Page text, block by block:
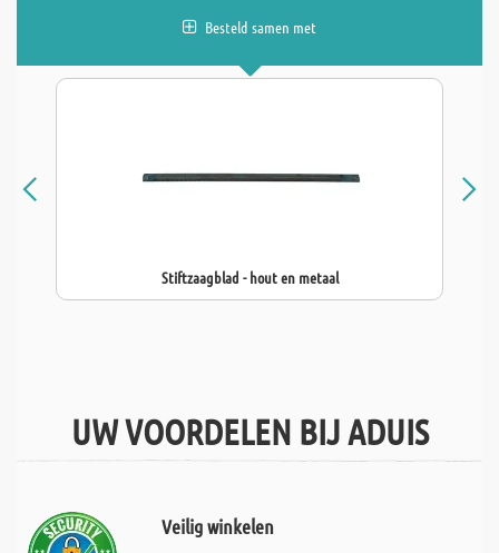
Besteld samen met
Stiftzaagblad - hout en metaal
UW VOORDELEN BIJ ADUIS
Veilig winkelen